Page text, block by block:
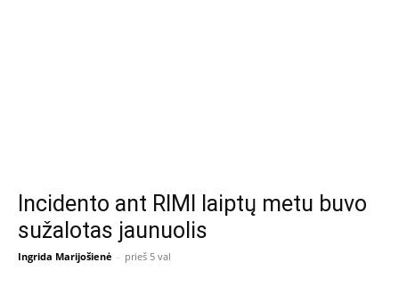
Incidento ant RIMI laiptų metu buvo
sužalotas jaunuolis
Ingrida Marijošienė - prieš 5 val